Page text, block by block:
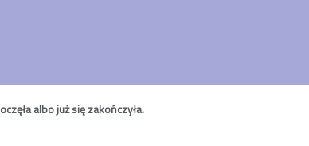
albo już się zakończyła.